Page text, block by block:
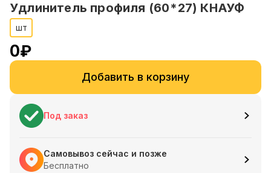
Удлинитель профиля (60*27) КНАУФ
шт
0₽
Добавить в корзину
Под заказ
Самовывоз сейчас и позже
Бесплатно